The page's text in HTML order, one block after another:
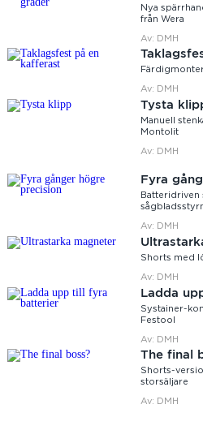
Nya
från Wera
Av: DMH
Av: DMH
Tysta
Manuell
Montolit
Av: DMH
Fyra
Batteridriven
Av: DMH
Shorts med
Av: DMH
Ladda
Systainer-
Festool
Av: DMH
The final
Shorts-
storsäljare
Av: DMH